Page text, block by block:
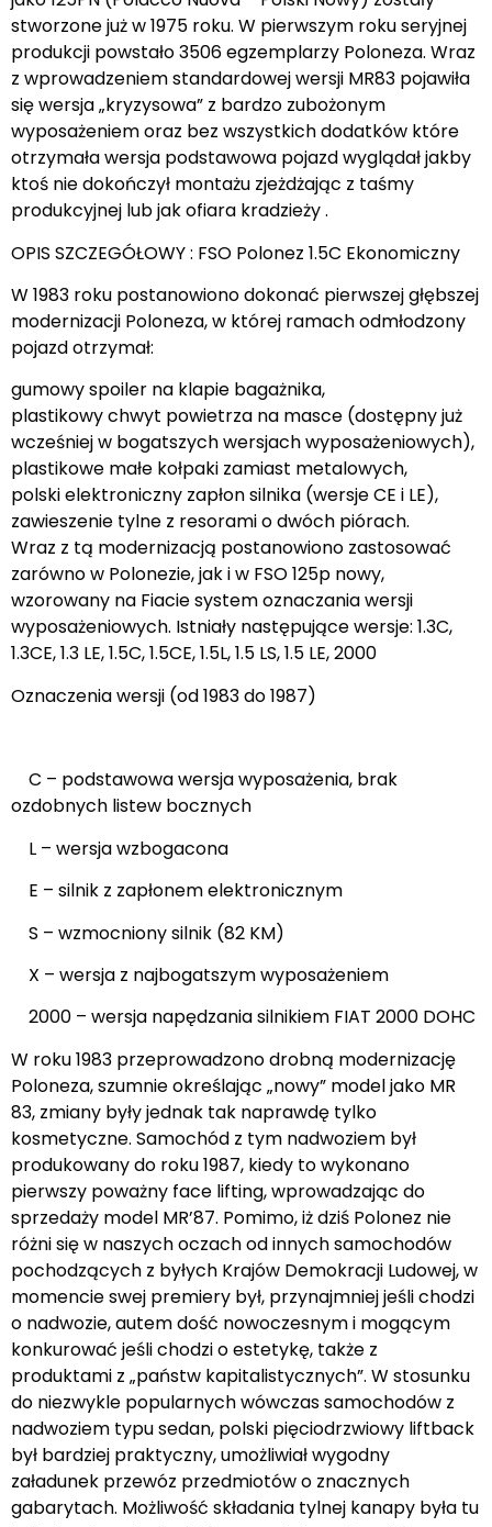
stworzone już w 1975 roku. W pierwszym roku seryjnej
produkcji powstało 3506 egzemplarzy Poloneza. Wraz
z wprowadzeniem standardowej wersji MR83 pojawiła
się wersja „kryzysowa” z bardzo zubożonym
wyposażeniem oraz bez wszystkich dodatków które
otrzymała wersja podstawowa pojazd wyglądał jakby
ktoś nie dokończył montażu zjeżdżając z taśmy
produkcyjnej lub jak ofiara kradzieży .
OPIS SZCZEGÓŁOWY : FSO Polonez 1.5C Ekonomiczny
W 1983 roku postanowiono dokonać pierwszej głębszej
modernizacji Poloneza, w której ramach odmłodzony
pojazd otrzymał:
gumowy spoiler na klapie bagażnika,
plastikowy chwyt powietrza na masce (dostępny już
wcześniej w bogatszych wersjach wyposażeniowych),
plastikowe małe kołpaki zamiast metalowych,
polski elektroniczny zapłon silnika (wersje CE i LE),
zawieszenie tylne z resorami o dwóch piórach.
Wraz z tą modernizacją postanowiono zastosować
zarówno w Polonezie, jak i w FSO 125p nowy,
wzorowany na Fiacie system oznaczania wersji
wyposażeniowych. Istniały następujące wersje: 1.3C,
1.3CE, 1.3 LE, 1.5C, 1.5CE, 1.5L, 1.5 LS, 1.5 LE, 2000
Oznaczenia wersji (od 1983 do 1987)
C – podstawowa wersja wyposażenia, brak
ozdobnych listew bocznych
L – wersja wzbogacona
E – silnik z zapłonem elektronicznym
S – wzmocniony silnik (82 KM)
X – wersja z najbogatszym wyposażeniem
2000 – wersja napędzania silnikiem FIAT 2000 DOHC
W roku 1983 przeprowadzono drobną modernizację
Poloneza, szumnie określając „nowy” model jako MR
83, zmiany były jednak tak naprawdę tylko
kosmetyczne. Samochód z tym nadwoziem był
produkowany do roku 1987, kiedy to wykonano
pierwszy poważny face lifting, wprowadzając do
sprzedaży model MR’87. Pomimo, iż dziś Polonez nie
różni się w naszych oczach od innych samochodów
pochodzących z byłych Krajów Demokracji Ludowej, w
momencie swej premiery był, przynajmniej jeśli chodzi
o nadwozie, autem dość nowoczesnym i mogącym
konkurować jeśli chodzi o estetykę, także z
produktami z „państw kapitalistycznych”. W stosunku
do niezwykle popularnych wówczas samochodów z
nadwoziem typu sedan, polski pięciodrzwiowy liftback
był bardziej praktyczny, umożliwiał wygodny
załadunek przewóz przedmiotów o znacznych
gabarytach. Możliwość składania tylnej kanapy była tu